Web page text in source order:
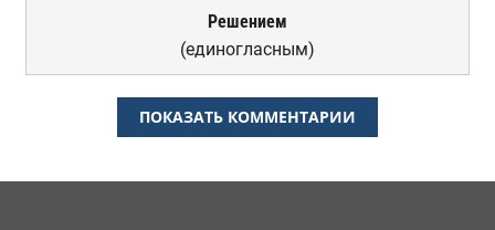
Решением
(единогласным)
ПОКАЗАТЬ КОММЕНТАРИИ